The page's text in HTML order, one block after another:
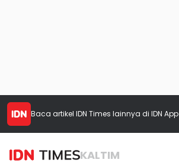
Baca artikel IDN Times lainnya di IDN App
KALTIM